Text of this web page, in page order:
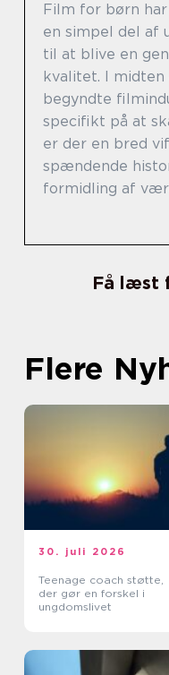
Film for børn
en simpel del af
til at blive en
kvalitet. I midten
begyndte
specifikt på at
er der en bred
spændende
formidling af
Få læst
Flere
30. juli 2026
Teenage coach støtte,
der gør en forskel i
ungdomslivet